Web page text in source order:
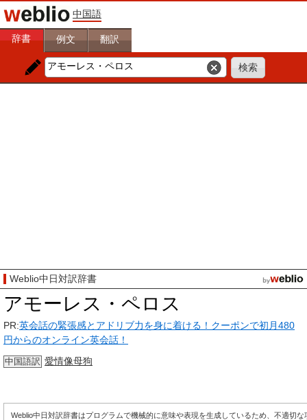
中国語
辞書 例文 翻訳
Weblio中日対訳辞書
アモーレス・ペロス
PR:英会話の緊張感とアドリブ力を身に着ける！クーポンで初月480
円からのオンライン英会話！
中国語訳 愛情像母狗
Weblio中日対訳辞書はプログラムで機械的に意味や表現を生成しているため、不適切な